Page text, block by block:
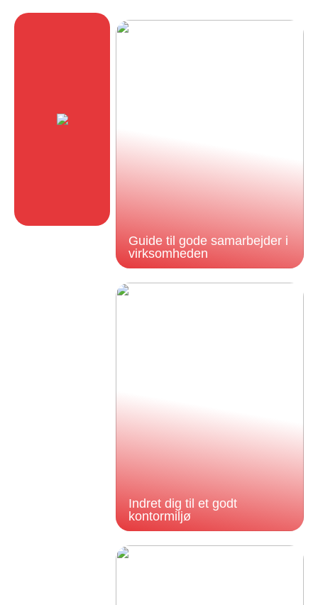
Guide til gode samarbejder i
virksomheden
Indret dig til et godt
kontormiljø